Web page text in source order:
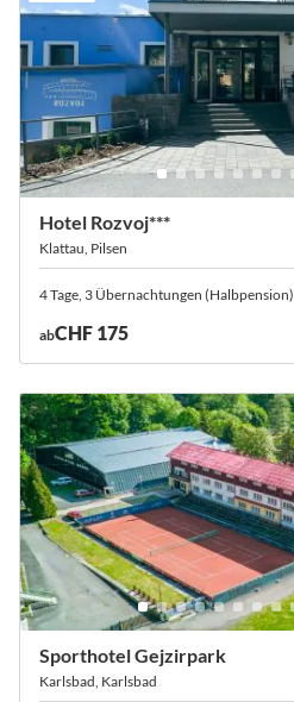
Hotel Rozvoj***
Klattau, Pilsen
4 Tage, 3 Übernachtungen (Halbpension)
abCHF 175
Sporthotel Gejzirpark
Karlsbad, Karlsbad